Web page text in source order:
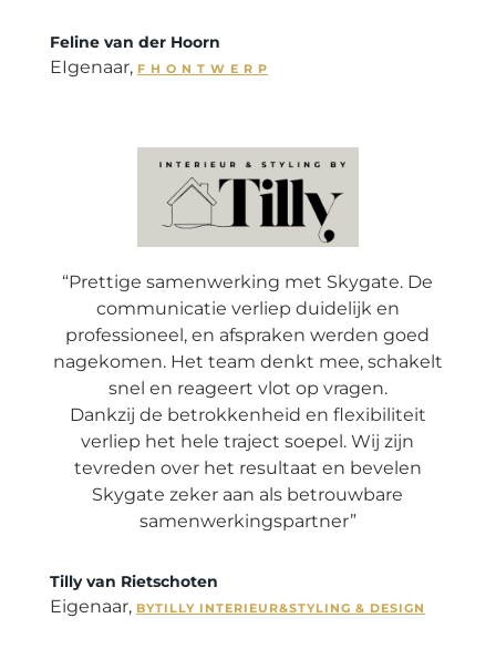
Feline van der Hoorn
EIgenaar, F H O N T W E R P
“Prettige samenwerking met Skygate. De
communicatie verliep duidelijk en
professioneel, en afspraken werden goed
nagekomen. Het team denkt mee, schakelt
snel en reageert vlot op vragen.
Dankzij de betrokkenheid en flexibiliteit
verliep het hele traject soepel. Wij zijn
tevreden over het resultaat en bevelen
Skygate zeker aan als betrouwbare
samenwerkingspartner”
Tilly van Rietschoten
Eigenaar, BYTILLY INTERIEUR&STYLING & DESIGN